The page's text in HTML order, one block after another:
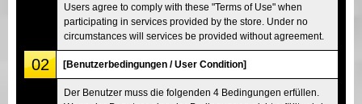
Users agree to comply with these "Terms of Use" when
participating in services provided by the store. Under no
circumstances will services be provided without agreement.
02 [Benutzerbedingungen / User Condition]
Der Benutzer muss die folgenden 4 Bedingungen erfüllen.